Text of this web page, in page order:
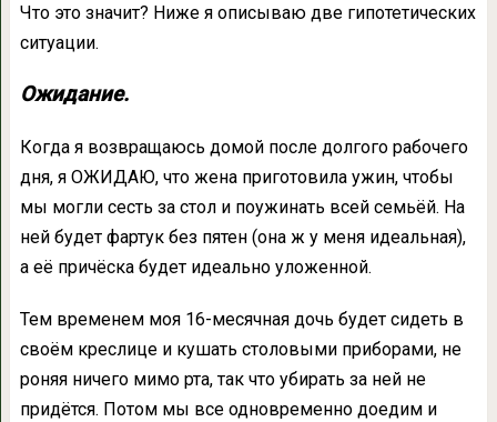
Что это значит? Ниже я описываю две гипотетических
ситуации.
Ожидание.
Когда я возвращаюсь домой после долгого рабочего
дня, я ОЖИДАЮ, что жена приготовила ужин, чтобы
мы могли сесть за стол и поужинать всей семьёй. На
ней будет фартук без пятен (она ж у меня идеальная),
а её причёска будет идеально уложенной.
Тем временем моя 16-месячная дочь будет сидеть в
своём креслице и кушать столовыми приборами, не
роняя ничего мимо рта, так что убирать за ней не
придётся. Потом мы все одновременно доедим и